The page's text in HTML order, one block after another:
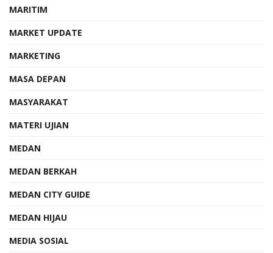
MARITIM
MARKET UPDATE
MARKETING
MASA DEPAN
MASYARAKAT
MATERI UJIAN
MEDAN
MEDAN BERKAH
MEDAN CITY GUIDE
MEDAN HIJAU
MEDIA SOSIAL